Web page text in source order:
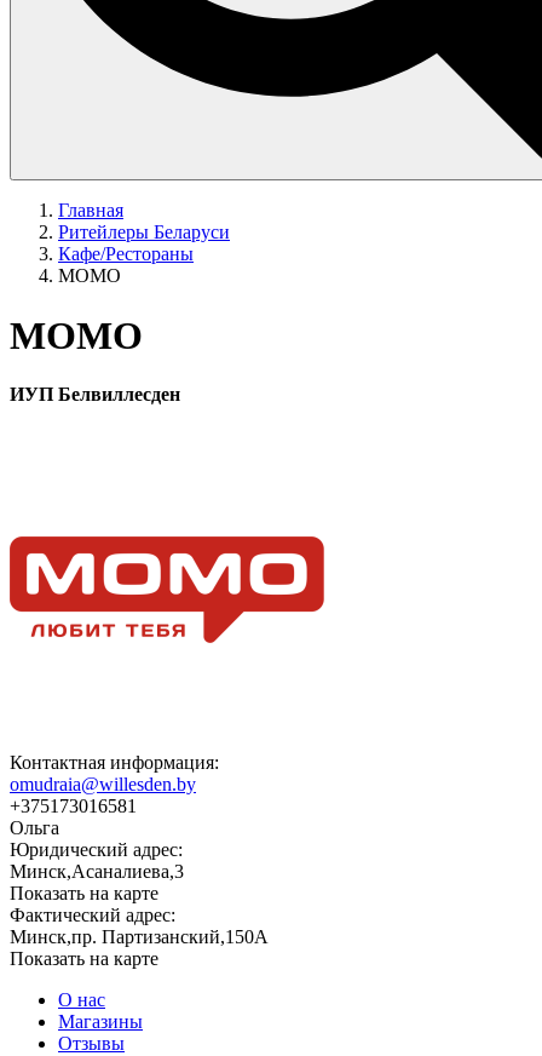
Главная
Ритейлеры Беларуси
Кафе/Рестораны
МОМО
МОМО
ИУП Белвиллесден
Контактная информация:
omudraia@willesden.by
+375173016581
Ольга
Юридический адрес:
Минск,Асаналиева,3
Показать на карте
Фактический адрес:
Минск,пр. Партизанский,150А
Показать на карте
О нас
Магазины
Отзывы